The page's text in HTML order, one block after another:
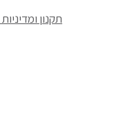
תקנון